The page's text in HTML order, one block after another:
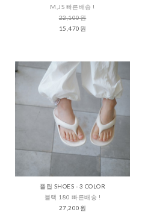
M,JS 빠른배송 !
22,100원
15,470원
플립 SHOES - 3 COLOR
블랙 180 빠른배송 !
27,200원